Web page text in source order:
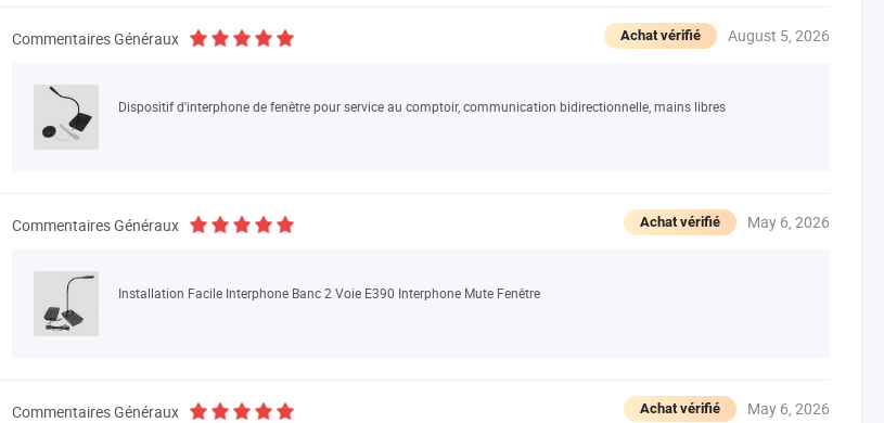
Commentaires Généraux Achat vérifié August 5, 2026
Dispositif d'interphone de fenêtre pour service au comptoir, communication bidirectionnelle, mains libres
Commentaires Généraux Achat vérifié May 6, 2026
Installation Facile Interphone Banc 2 Voie E390 Interphone Mute Fenêtre
Commentaires Généraux Achat vérifié May 6, 2026